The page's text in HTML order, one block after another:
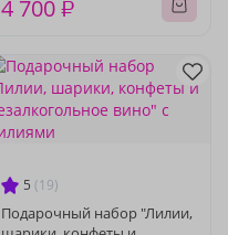
4 700 ₽
5 (19)
Подарочный набор "Лилии,